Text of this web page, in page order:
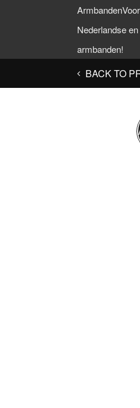
Nederlandse
armbanden!
BACK TO